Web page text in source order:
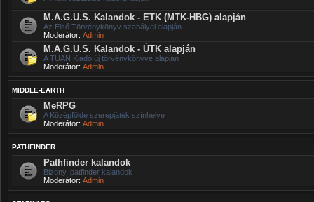
M.A.G.U.S. Kalandok - ETK (MTK-HBG) alapján
Az Első Törvénykönyv szabályai alapján
Moderátor: Admin
M.A.G.U.S. Kalandok - ÚTK alapján
A TUAN Kiadó új törvénykönyve alapján
Moderátor: Admin
MIDDLE-EARTH
MeRPG
A Középfölde szerepjáték színhelye
Moderátor: Admin
PATHFINDER
Pathfinder kalandok
Bizony, patfinder kalandok
Moderátor: Admin